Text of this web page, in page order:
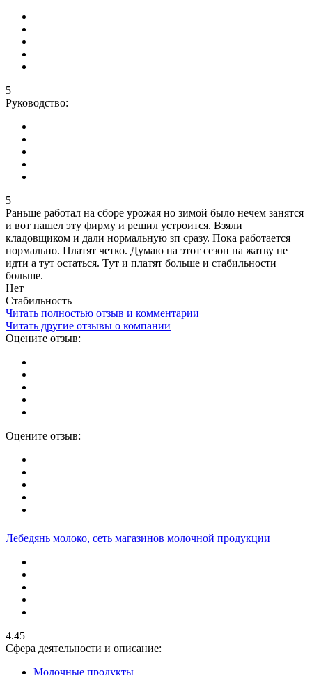
5
Руководство:
5
Раньше работал на сборе урожая но зимой было нечем занятся
и вот нашел эту фирму и решил устроится. Взяли
кладовщиком и дали нормальную зп сразу. Пока работается
нормально. Платят четко. Думаю на этот сезон на жатву не
идти а тут остаться. Тут и платят больше и стабильности
больше.
Нет
Стабильность
Читать полностью отзыв и комментарии
Читать другие отзывы о компании
Оцените отзыв:
Оцените отзыв:
Лебедянь молоко, сеть магазинов молочной продукции
4.45
Сфера деятельности и описание:
Молочные продукты